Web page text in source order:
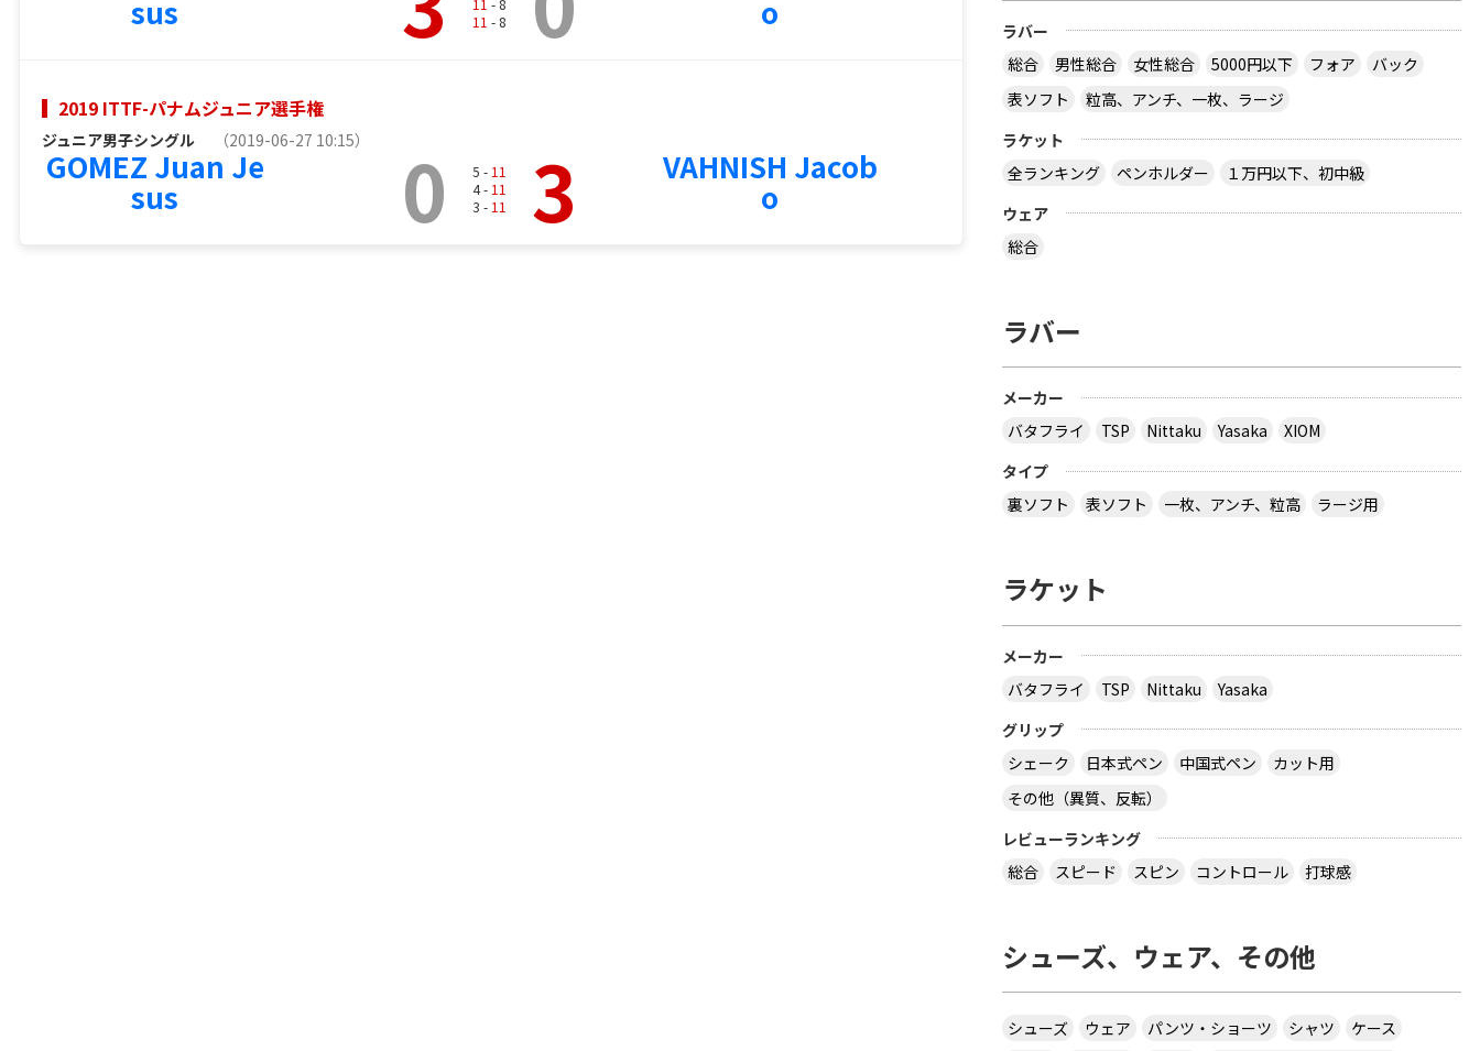
sus
11 - 8
11 - 8 o
2019 ITTF-パナムジュニア選手権
ジュニア男子シングル （2019-06-27 10:15）
GOMEZ Juan Je
sus 0 5 - 11
4 - 11
3 - 11 3 VAHNISH Jacob
o
ラバー
総合
男性総合 女性総合 5000円以下 フォア
バック
表ソフト
粒高、アンチ、一枚、ラージ
ラケット
全ランキング
ペンホルダー
１万円以下、初中級
ウェア
総合
ラバー
メーカー
バタフライ
TSP Nittaku Yasaka
XIOM
タイプ
裏ソフト
表ソフト 一枚、アンチ、粒高 ラージ用
ラケット
メーカー
バタフライ
TSP Nittaku
Yasaka
グリップ
シェーク
日本式ペン 中国式ペン
カット用
その他（異質、反転）
レビューランキング
総合
スピード スピン コントロール 打球感
シューズ、ウェア、その他
シューズ ウェア パンツ・ショーツ シャツ
ケース